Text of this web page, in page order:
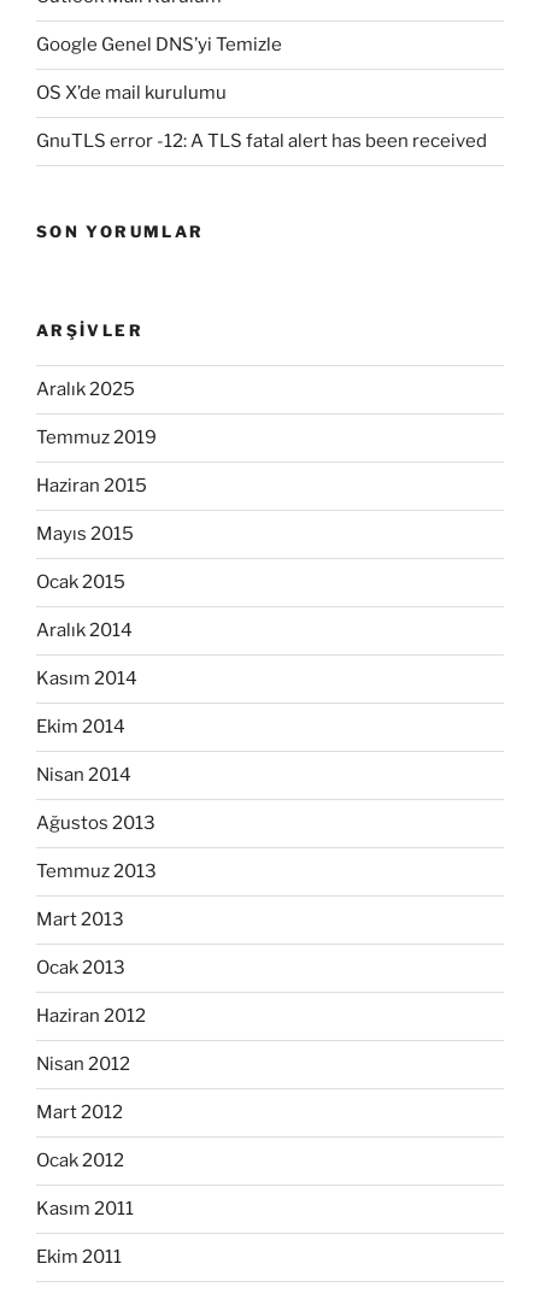
Google Genel DNS’yi Temizle
OS X’de mail kurulumu
GnuTLS error -12: A TLS fatal alert has been received
SON YORUMLAR
ARŞIVLER
Aralık 2025
Temmuz 2019
Haziran 2015
Mayıs 2015
Ocak 2015
Aralık 2014
Kasım 2014
Ekim 2014
Nisan 2014
Ağustos 2013
Temmuz 2013
Mart 2013
Ocak 2013
Haziran 2012
Nisan 2012
Mart 2012
Ocak 2012
Kasım 2011
Ekim 2011